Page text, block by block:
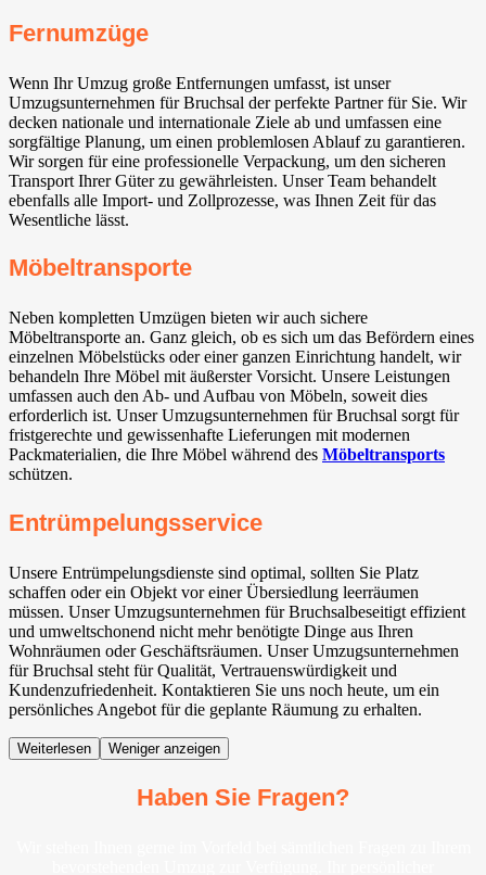
Fernumzüge
Wenn Ihr Umzug große Entfernungen umfasst, ist unser
Umzugsunternehmen für Bruchsal der perfekte Partner für Sie. Wir
decken nationale und internationale Ziele ab und umfassen eine
sorgfältige Planung, um einen problemlosen Ablauf zu garantieren.
Wir sorgen für eine professionelle Verpackung, um den sicheren
Transport Ihrer Güter zu gewährleisten. Unser Team behandelt
ebenfalls alle Import- und Zollprozesse, was Ihnen Zeit für das
Wesentliche lässt.
Möbeltransporte
Neben kompletten Umzügen bieten wir auch sichere
Möbeltransporte an. Ganz gleich, ob es sich um das Befördern eines
einzelnen Möbelstücks oder einer ganzen Einrichtung handelt, wir
behandeln Ihre Möbel mit äußerster Vorsicht. Unsere Leistungen
umfassen auch den Ab- und Aufbau von Möbeln, soweit dies
erforderlich ist. Unser Umzugsunternehmen für Bruchsal sorgt für
fristgerechte und gewissenhafte Lieferungen mit modernen
Packmaterialien, die Ihre Möbel während des Möbeltransports
schützen.
Entrümpelungsservice
Unsere Entrümpelungsdienste sind optimal, sollten Sie Platz
schaffen oder ein Objekt vor einer Übersiedlung leerräumen
müssen. Unser Umzugsunternehmen für Bruchsalbeseitigt effizient
und umweltschonend nicht mehr benötigte Dinge aus Ihren
Wohnräumen oder Geschäftsräumen. Unser Umzugsunternehmen
für Bruchsal steht für Qualität, Vertrauenswürdigkeit und
Kundenzufriedenheit. Kontaktieren Sie uns noch heute, um ein
persönliches Angebot für die geplante Räumung zu erhalten.
Weiterlesen Weniger anzeigen
Haben Sie Fragen?